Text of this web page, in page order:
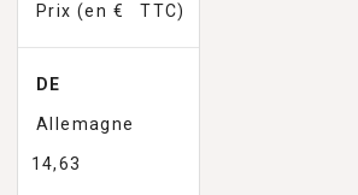
Prix (en € TTC)
DE
Allemagne
14,63